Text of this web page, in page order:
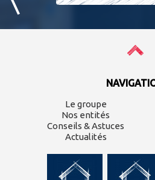
Le groupe
Nos entités
Conseils & Astuces
Actualités